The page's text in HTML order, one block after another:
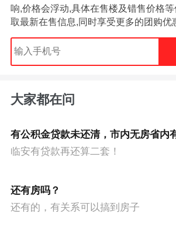
响,价格会浮动,具体在售楼及错售价格
取最新在售信息,同时享受更多的团购优
大家都在问
有公积金贷款未还清，市内无房省内
临安有贷款再还算二套！
还有房吗？
还有的，有关系可以搞到房子